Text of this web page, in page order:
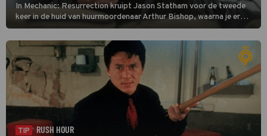
In Mechanic: Resurrection kruipt Jason Statham voor de tweede
keer in de huid van huurmoordenaar Arthur Bishop, waarna je er
donder op kunt zeggen dat er van Bishops geplande pensioen niet
veel terechtkomt.
TIP
RUSH HOUR